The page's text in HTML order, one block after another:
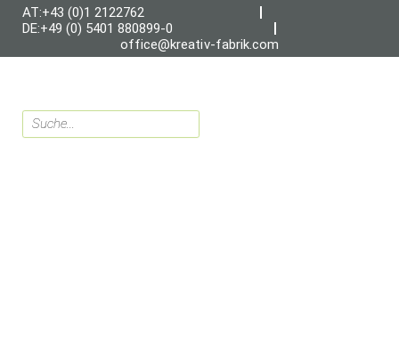
AT:+43 (0)1 2122762
DE:+49 (0) 5401 880899-0
office@kreativ-fabrik.com